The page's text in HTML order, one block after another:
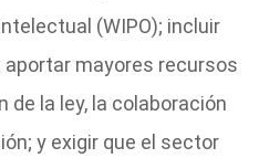
(WIPO); incluir
mayores recursos
de la ley, la colaboración
y exigir que el sector